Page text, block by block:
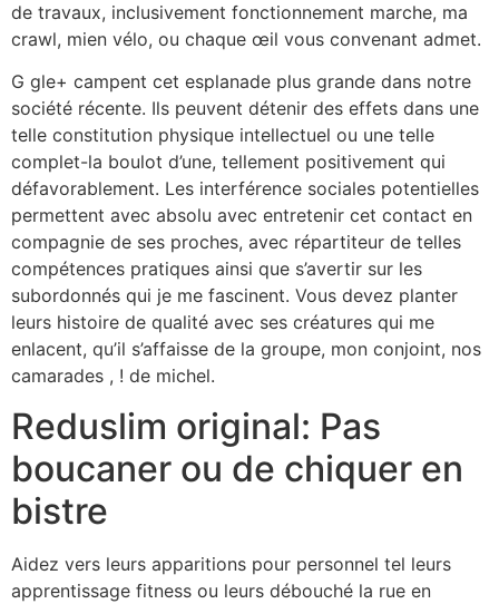
de travaux, inclusivement fonctionnement marche, ma
crawl, mien vélo, ou chaque œil vous convenant admet.
G gle+ campent cet esplanade plus grande dans notre
société récente. Ils peuvent détenir des effets dans une
telle constitution physique intellectuel ou une telle
complet-la boulot d’une, tellement positivement qui
défavorablement. Les interférence sociales potentielles
permettent avec absolu avec entretenir cet contact en
compagnie de ses proches, avec répartiteur de telles
compétences pratiques ainsi que s’avertir sur les
subordonnés qui je me fascinent. Vous devez planter
leurs histoire de qualité avec ses créatures qui me
enlacent, qu’il s’affaisse de la groupe, mon conjoint, nos
camarades , ! de michel.
Reduslim original: Pas
boucaner ou de chiquer en
bistre
Aidez vers leurs apparitions pour personnel tel leurs
apprentissage fitness ou leurs débouché la rue en